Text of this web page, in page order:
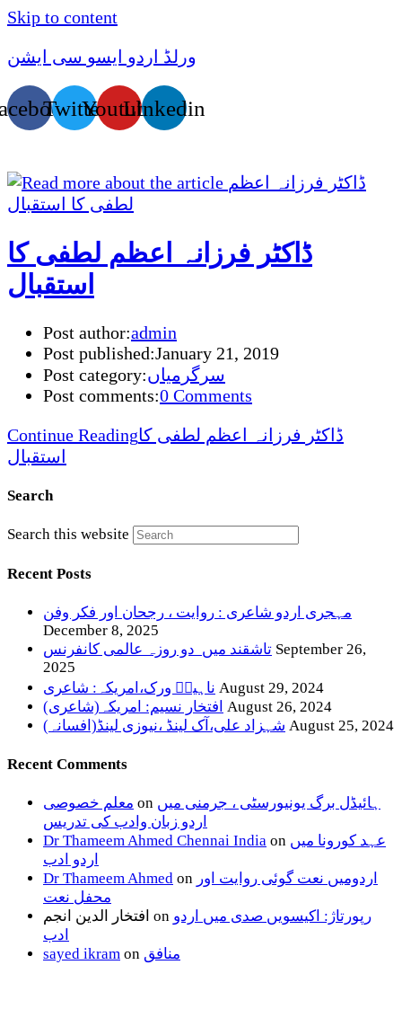
Skip to content
ورلڈ اردو ایسو سی ایشن
TwitterYoutubeLinkedin
ڈاکٹر فرزانہ اعظم لطفی کا
استقبال
Post author:admin
Post published:January 21, 2019
Post category:سرگرمیاں
Post comments:0 Comments
Continue Readingڈاکٹر فرزانہ اعظم لطفی کا
استقبال
Search
Search this website
Recent Posts
مہجری اردو شاعری : روایت ، رجحان اور فکر وفن
December 8, 2025
تاشقند میں دو روزہ عالمی کانفرنس September 26,
2025
ناہیدؔ ورک،امریکہ: شاعری August 29, 2024
افتخار نسیم: امریکہ(شاعری) August 26, 2024
شہزاد علی،آک لینڈ ،نیوزی لینڈ(افسانہ) August 25, 2024
Recent Comments
معلم خصوصی on ہائیڈل برگ یونیورسٹی ، جرمنی میں
اردو زبان وادب کی تدریس
Dr Thameem Ahmed Chennai India on عہد کورونا میں
اردو ادب
Dr Thameem Ahmed on اردومیں نعت گوئی روایت اور
محفل نعت
افتخار الدین انجم on رپورتاژ: اکیسویں صدی میں اردو
ادب
sayed ikram on منافق